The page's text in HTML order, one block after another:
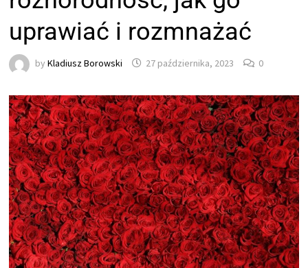
uprawiać i rozmnażać
byKladiusz Borowski 27 października, 2023 0